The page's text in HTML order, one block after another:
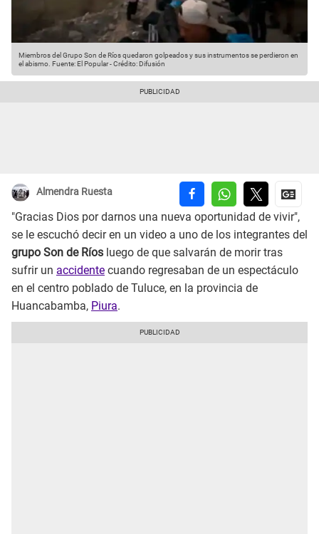
Miembros del Grupo Son de Ríos quedaron golpeados y sus instrumentos se perdieron en
el abismo. Fuente: El Popular-Crédito: Difusión
Almendra Ruesta
"Gracias Dios por darnos una nueva oportunidad de vivir",
se le escuchó decir en un video a uno de los integrantes del
grupo Son de Ríos luego de que salvarán de morir tras
sufrir un accidente cuando regresaban de un espectáculo
en el centro poblado de Tuluce, en la provincia de
Huancabamba, Piura.